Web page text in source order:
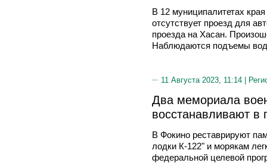
В 12 муниципалитетах
отсутствует проезд для
проезда на Хасан.
Наблюдаются подъемы
11 Августа 2023, 11:14 |
Два мемориала
восстанавливают в
В Фокино реставрируют
лодки К-122" и морякам
федеральной целевой